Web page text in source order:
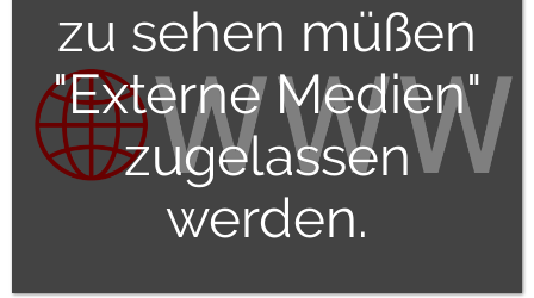
zu sehen müßen
"Externe Medien"
zugelassen
werden.